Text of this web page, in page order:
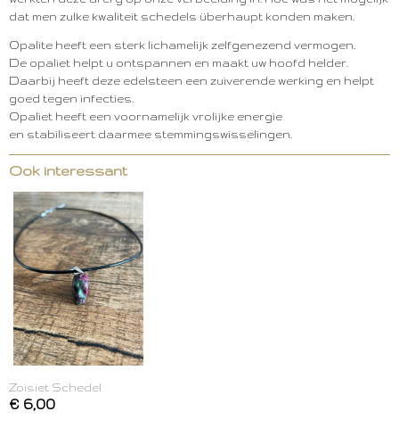
dat men zulke kwaliteit schedels überhaupt konden maken.
Opalite heeft een sterk lichamelijk zelfgenezend vermogen.
De opaliet helpt u ontspannen en maakt uw hoofd helder.
Daarbij heeft deze edelsteen een zuiverende werking en helpt
goed tegen infecties.
Opaliet heeft een voornamelijk vrolijke energie
en stabiliseert daarmee stemmingswisselingen.
Ook interessant
Zoisiet Schedel
€ 6,00